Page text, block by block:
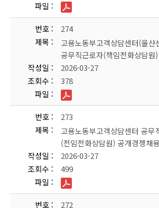
파일
번호
274
제목
고용노동부고객상담센터(울산
공무직근로자(책임전화상담원
작성일
2026-03-27
조회수
378
파일
번호
273
제목
고용노동부고객상담센터 공무
(전임전화상담원) 공개경쟁채
작성일
2026-03-27
조회수
499
파일
번호
272